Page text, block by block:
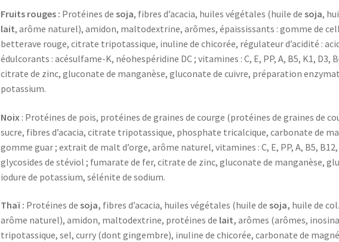
Fruits rouges : Protéines desoja, fibres d’acacia, huiles végétales (huile desoja,
lait, arôme naturel), amidon, maltodextrine, arômes, épaississants : gomme de
betterave rouge, citrate tripotassique, inuline de chicorée, régulateur d’acidité :
édulcorants : acésulfame-K, néohespéridine DC ; vitamines : C, E, PP, A, B5, K1, D3,
citrate de zinc, gluconate de manganèse, gluconate de cuivre, préparation
potassium.
Noix : Protéines de pois, protéines de graines de courge (protéines de graines de
sucre, fibres d’acacia, citrate tripotassique, phosphate tricalcique, carbonate de
gomme guar ; extrait de malt d’orge, arôme naturel, vitamines : C, E, PP, A, B5,
glycosides de stéviol ; fumarate de fer, citrate de zinc, gluconate de manganèse,
iodure de potassium, sélénite de sodium.
Thaï : Protéines de soja, fibres d’acacia, huiles végétales (huile desoja, huile de
arôme naturel), amidon, maltodextrine, protéines de lait, arômes (arômes,
tripotassique, sel, curry (dont gingembre), inuline de chicorée, carbonate de